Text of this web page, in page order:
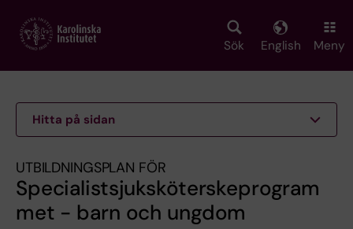
main
Sök English Meny
Hitta på sidan
UTBILDNINGSPLAN FÖR
Specialistsjuksköterskeprogram
met - barn och ungdom